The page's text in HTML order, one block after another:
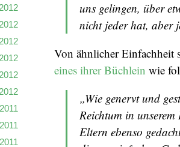
uns gelingen, über
nicht jeder hat, aber
Von ähnlicher Einfachheit
eines ihrer Büchlein wie
„Wie genervt und
Reichtum in
Eltern ebenso